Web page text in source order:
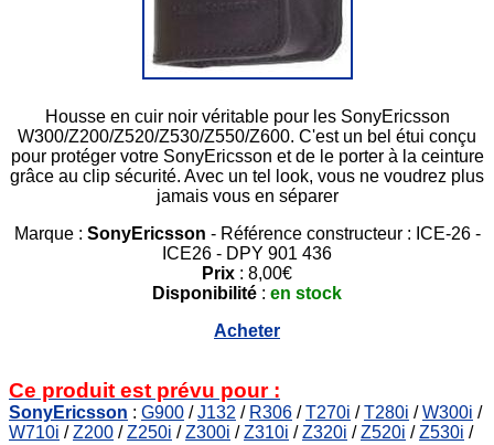
Housse en cuir noir véritable pour les SonyEricsson
W300/Z200/Z520/Z530/Z550/Z600. C'est un bel étui conçu
pour protéger votre SonyEricsson et de le porter à la ceinture
grâce au clip sécurité. Avec un tel look, vous ne voudrez plus
jamais vous en séparer
Marque : SonyEricsson - Référence constructeur : ICE-26 -
ICE26 - DPY 901 436
Prix : 8,00€
Disponibilité : en stock
Acheter
Ce produit est prévu pour :
SonyEricsson : G900 /J132 / R306 /T270i /T280i /W300i /
W710i /Z200 /Z250i /Z300i /Z310i /Z320i /Z520i /Z530i /